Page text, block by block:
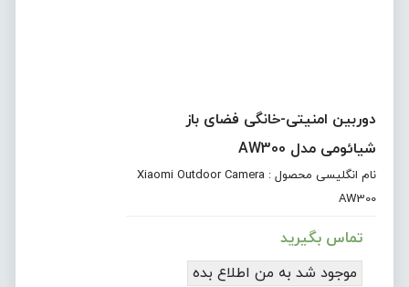
دوربین امنیتی-خانگی فضای باز
شیائومی مدل AW300
نام انگلیسی محصول : Xiaomi Outdoor Camera
AW300
تماس بگیرید
موجود شد به من اطلاع بده